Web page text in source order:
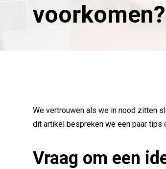
voorkomen?
We vertrouwen als we in nood zitten
dit artikel bespreken we een paar tips
Vraag om een